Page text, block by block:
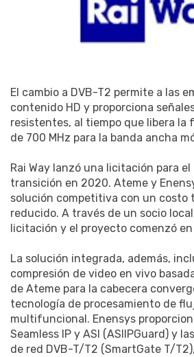
El cambio a DVB-T2 permite a las
contenido HD y proporciona
resistentes, al tiempo que libera
de 700 MHz para la banda ancha
Rai Way lanzó una licitación para
transición en 2020. Ateme y
solución competitiva con un costo
reducido. A través de un socio
licitación y el proyecto comenzó en
La solución integrada, además,
compresión de video en vivo
de Ateme para la cabecera
tecnología de procesamiento de
multifuncional. Enensys
Seamless IP y ASI (ASIIPGuard) y
de red DVB-T/T2 (SmartGate T/